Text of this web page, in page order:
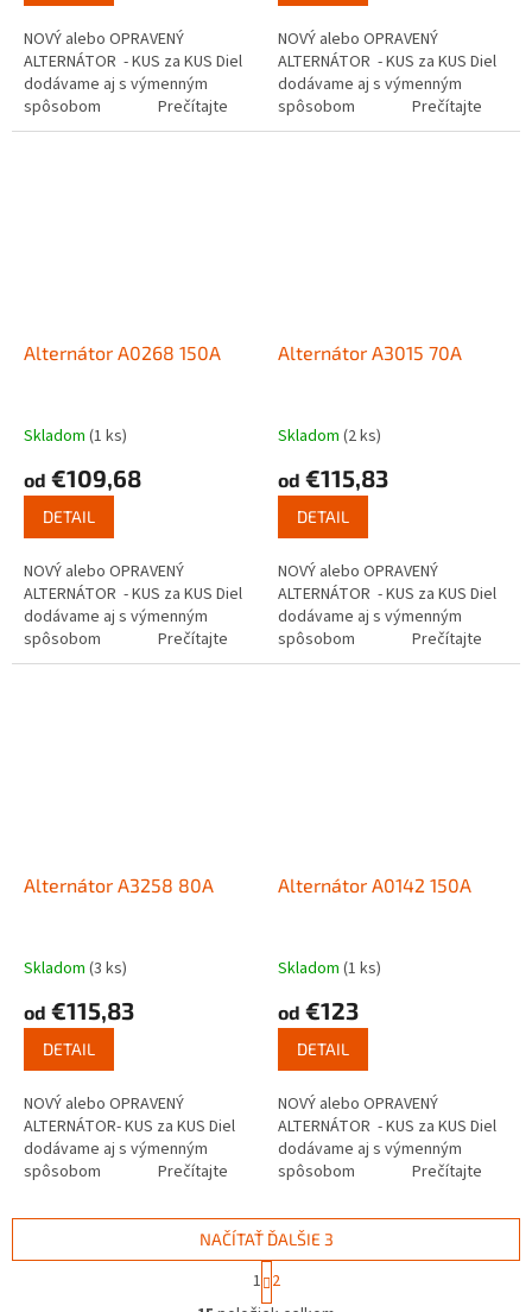
NOVÝ alebo OPRAVENÝ
ALTERNÁTOR - KUS za KUS Diel
dodávame aj s výmenným
spôsobom Prečítajte
si ako...
NOVÝ alebo OPRAVENÝ
ALTERNÁTOR - KUS za KUS Diel
dodávame aj s výmenným
spôsobom Prečítajte
si ako...
Alternátor A0268 150A
Skladom (1 ks)
od €109,68
DETAIL
NOVÝ alebo OPRAVENÝ
ALTERNÁTOR - KUS za KUS Diel
dodávame aj s výmenným
spôsobom Prečítajte
si ako...
Alternátor A3015 70A
Skladom (2 ks)
od €115,83
DETAIL
NOVÝ alebo OPRAVENÝ
ALTERNÁTOR - KUS za KUS Diel
dodávame aj s výmenným
spôsobom Prečítajte
si ako...
Alternátor A3258 80A
Skladom (3 ks)
od €115,83
DETAIL
NOVÝ alebo OPRAVENÝ
ALTERNÁTOR- KUS za KUS Diel
dodávame aj s výmenným
spôsobom Prečítajte
Alternátor A0142 150A
Skladom (1 ks)
od €123
DETAIL
NOVÝ alebo OPRAVENÝ
ALTERNÁTOR - KUS za KUS Diel
dodávame aj s výmenným
spôsobom Prečítajte
O
NAČÍTAŤ ĎALŠIE 3
S
t
1 2